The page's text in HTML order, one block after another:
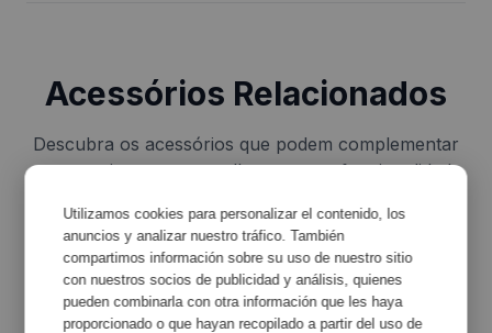
Acessórios Relacionados
Descubra os acessórios que podem complementar
o seu equipamento e melhorar a sua funcionalidade.
Utilizamos cookies para personalizar el contenido, los
anuncios y analizar nuestro tráfico. También
compartimos información sobre su uso de nuestro sitio
con nuestros socios de publicidad y análisis, quienes
pueden combinarla con otra información que les haya
proporcionado o que hayan recopilado a partir del uso de